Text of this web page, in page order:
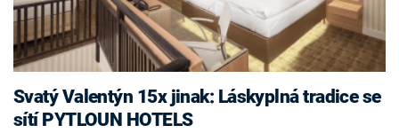
Svatý Valentýn 15x jinak: Láskyplná tradice se
sítí PYTLOUN HOTELS